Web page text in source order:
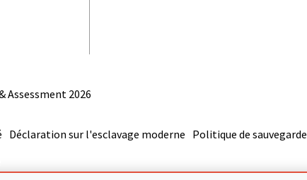
Assessment 2026
Déclaration sur l'esclavage moderne Politique de sauvegarde